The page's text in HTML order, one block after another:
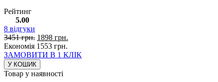
Рейтинг
5.00
8 відгуки
3451грн. 1898 грн.
Економія 1553 грн.
ЗАМОВИТИ В 1 КЛІК
У КОШИК
Товар у наявності